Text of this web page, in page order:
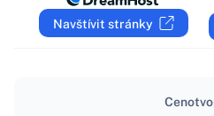
Navštívit stránky